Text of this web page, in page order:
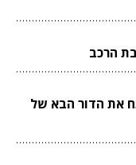
הרכב
את הדור הבא של